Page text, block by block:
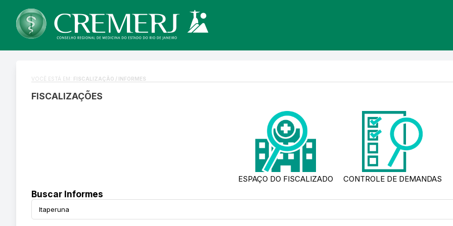
VOCÊ ESTÁ EM: FISCALIZAÇÃO / INFORMES
FISCALIZAÇÕES
ESPAÇO DO FISCALIZADO CONTROLE DE DEMANDAS
Buscar Informes